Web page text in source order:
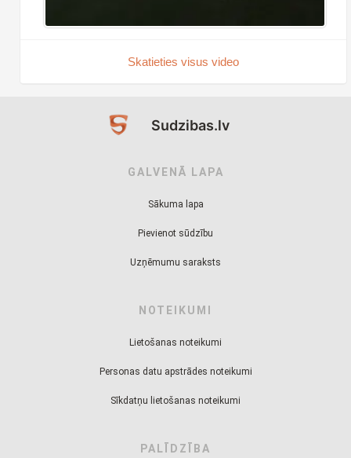
Skatieties visus video
Sudzibas.lv
GALVENĀ LAPA
Sākuma lapa
Pievienot sūdzību
Uzņēmumu saraksts
NOTEIKUMI
Lietošanas noteikumi
Personas datu apstrādes noteikumi
Sīkdatņu lietošanas noteikumi
PALĪDZĪBA